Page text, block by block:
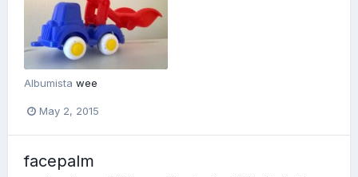
Albumista wee
May 2, 2015
facepalm